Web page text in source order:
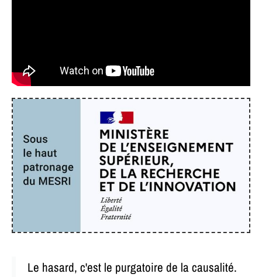
Le hasard, c'est le purgatoire de la causalité.